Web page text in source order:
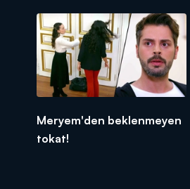
Meryem'den beklenmeyen
tokat!